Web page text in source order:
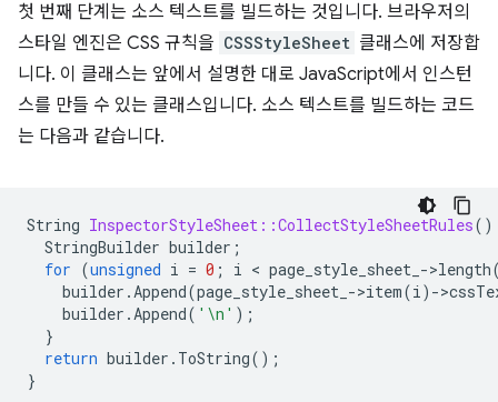
첫 번째 단계는 소스 텍스트를 빌드하는 것입니다. 브라우저의
스타일 엔진은 CSS 규칙을 CSSStyleSheet 클래스에 저장합
니다. 이 클래스는 앞에서 설명한 대로 JavaScript에서 인스턴
스를 만들 수 있는 클래스입니다. 소스 텍스트를 빌드하는 코드
는 다음과 같습니다.
String InspectorStyleSheet::CollectStyleSheetRules()
StringBuilder builder ;
for (unsigned i = 0 ; i < page_style_sheet_ ->length
builder .Append(page_style_sheet_ ->item(i) ->
builder .Append( '\n' );
}
return builder . ToString();
}